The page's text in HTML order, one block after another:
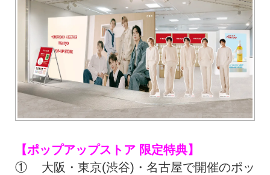
【ポップアップストア 限定特典】
① 大阪・東京(渋谷)・名古屋で開催のポッ